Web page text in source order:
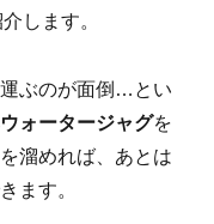
します。
運ぶのが面倒…とい
ォータージャグを
溜めれば、あとは
ます。